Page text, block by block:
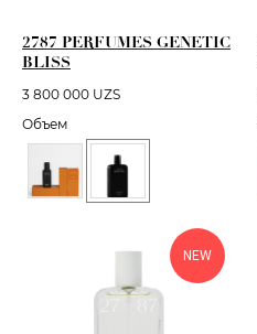
2787 PERFUMES GENETIC
BLISS
3 800 000 UZS
Объем
NEW